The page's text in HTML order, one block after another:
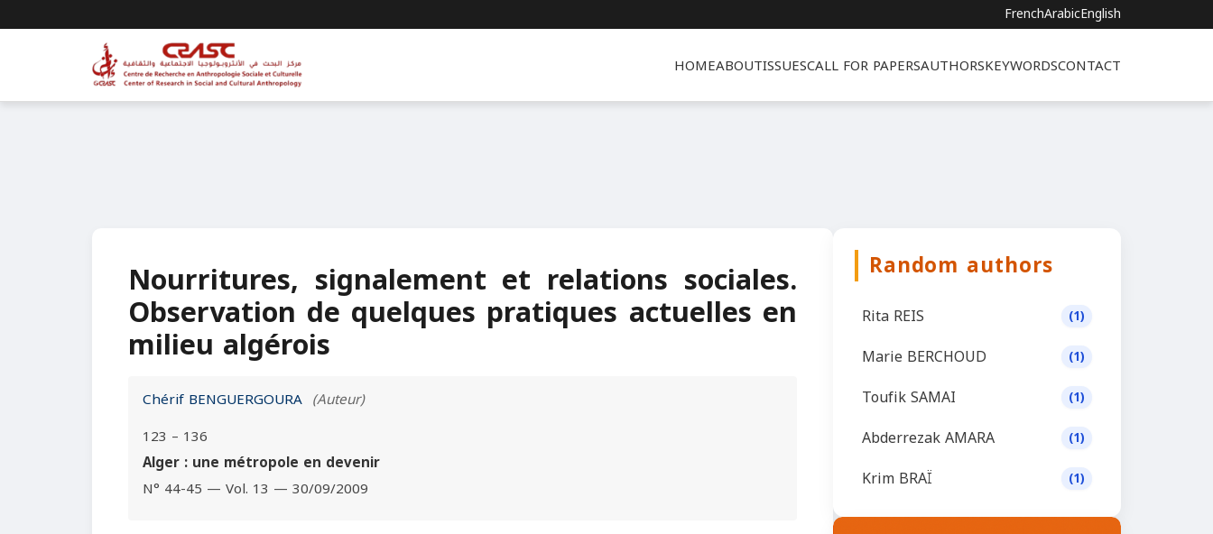
FrenchArabicEnglish
HOMEABOUTISSUESCALL FOR PAPERSAUTHORSKEYWORDSCONTACT
Nourritures, signalement et relations sociales.
Observation de quelques pratiques actuelles en
milieu algérois
Chérif BENGUERGOURA (Auteur)
123 – 136
Alger : une métropole en devenir
N° 44-45 — Vol. 13 — 30/09/2009
Random authors
Rita REIS (1)
Marie BERCHOUD (1)
Toufik SAMAI (1)
Abderrezak AMARA (1)
Krim BRAÏ (1)